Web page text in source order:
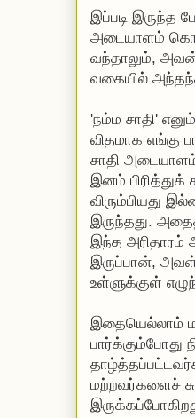
இப்படி இருந்த
அடையாளம்
வந்தாலும்,
வகையில்
'நம்ம சாதி'
விதமாக எங்கு
சாதி
இனம்
விரும்பியது
இருந்தது.
இந்த அரிதாரம்
இருப்பான்,
உள்ளுக்குள்
இதையெல்லாம்
மற்றவர்களைச்